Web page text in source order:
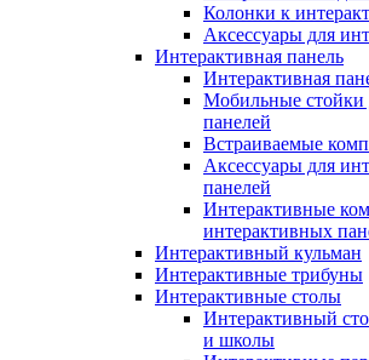
Колонки к
Аксессуары для
Интерактивная панель
Интерактивная
Мобильные стойки
панелей
Встраиваемые
Аксессуары для
панелей
Интерактивные
интерактивных
Интерактивный кульман
Интерактивные трибуны
Интерактивные столы
Интерактивный
и школы